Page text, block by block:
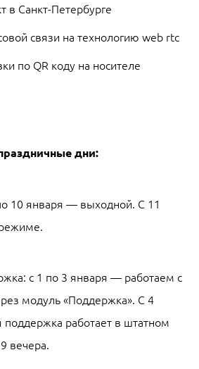
в Санкт-Петербурге
связи на технологию web rtc
по QR коду на носителе
дни:
10 января — выходной. С 11
с 1 по 3 января — работаем с
модуль «Поддержка». С 4
поддержка работает в штатном
вечера.